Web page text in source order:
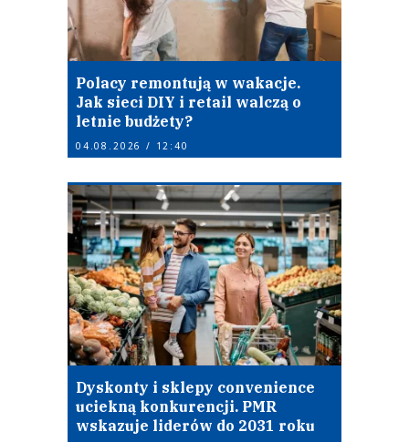
Polacy remontują w wakacje.
Jak sieci DIY i retail walczą o
letnie budżety?
04.08.2026 / 12:40
Dyskonty i sklepy convenience
uciekną konkurencji. PMR
wskazuje liderów do 2031 roku